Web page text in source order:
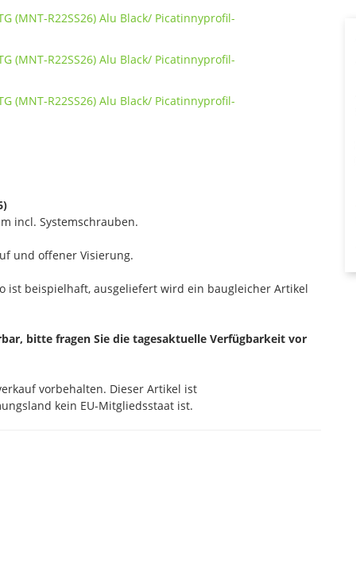
incl. Systemschrauben.
und offener Visierung.
ist beispielhaft, ausgeliefert wird ein baugleicher Artikel
bitte fragen Sie die tagesaktuelle Verfügbarkeit vor
vorbehalten. Dieser Artikel ist
kein EU-Mitgliedsstaat ist.